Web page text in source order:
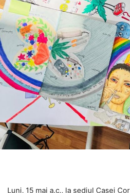
Luni, 15 mai a.c., la sediul Casei